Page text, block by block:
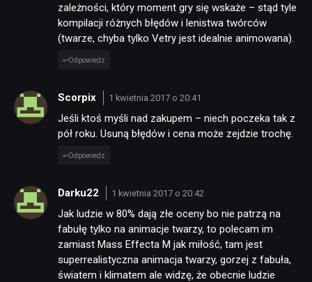
zależności, który moment gry się wskaże – stąd tyle
kompilacji różnych błędów i lenistwa twórców
(twarze, chyba tylko Vetry jest idealnie animowana).
Odpowiedz
Scorpix 1 kwietnia 2017 o 20:41
Jeśli ktoś myśli nad zakupem – niech poczeka tak z
pół roku. Usuną błędów i cena może zejdzie trochę.
Odpowiedz
Darku22 1 kwietnia 2017 o 20:42
Jak ludzie w 80% dają złe oceny bo nie patrzą na
fabułę tylko na animacje twarzy, to polecam im
zamiast Mass Effecta M jak miłość, tam jest
superrealistyczna animacja twarzy, gorzej z fabuła,
światem i klimatem ale widzę, że obecnie ludzie